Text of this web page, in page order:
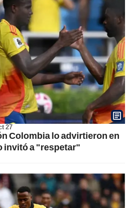
27
Colombia lo advirtieron en
invitó a "respetar"